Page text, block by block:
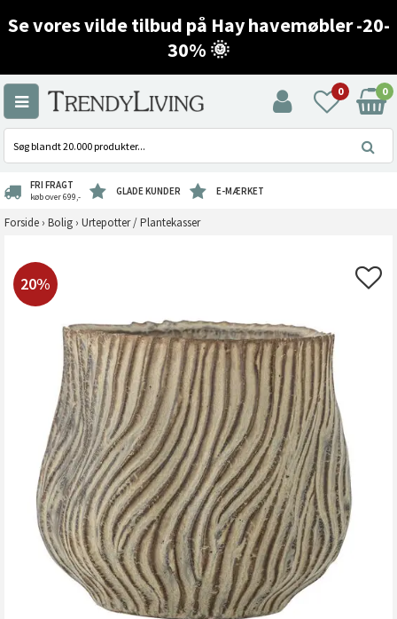
Se vores vilde tilbud på Hay havemøbler -20-
30% 🌞
0 0
FRI FRAGT
køb over 699,- GLADE KUNDER E-MÆRKET
Forside › Bolig › Urtepotter / Plantekasser
20%